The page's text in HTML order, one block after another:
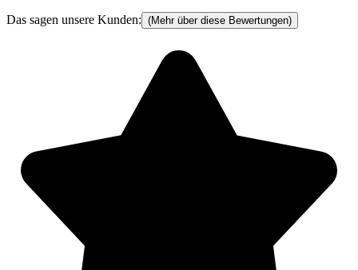
Das sagen unsere Kunden: (Mehr über diese Bewertungen)